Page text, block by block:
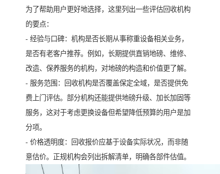
为了帮助用户更好地选择，这里列出一些评估回收机构
的要点：
- 经验与口碑：机构是否长期从事称重设备相关业务，
是否有老客户推荐。例如，长期提供直销地磅、维修、
改造、保养服务的机构，对地磅的构造和价值更了解。
- 服务范围：回收机构是否覆盖保定全域，是否提供免
费上门评估。部分机构还能提供地磅升级、加长加固等
服务，这对于考虑更换设备但希望降低预算的用户是加
分项。
- 价格透明度：回收报价应基于设备实际状况，而非随
意估价。正规机构会列出拆解清单，明确各部件估值。